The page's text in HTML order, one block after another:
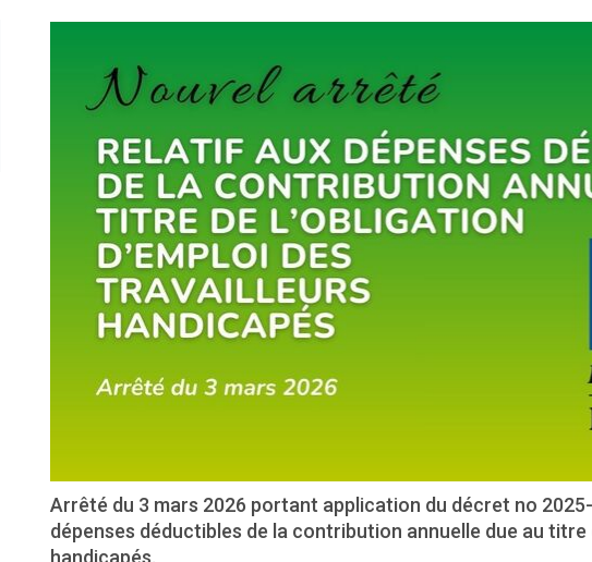
Arrêté du 3 mars 2026 portant application du décret no
dépenses déductibles de la contribution annuelle due au titre
handicapés.